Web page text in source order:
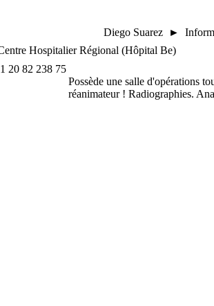
Diego Suarez ►
Hospitalier Régional (Hôpital Be)
20 82 238 75
Possède une salle d'opérations
réanimateur ! Radiographies.